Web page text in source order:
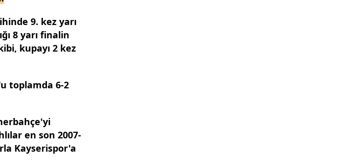
lütfen
9. kez yarı
8 yarı finalin
kupayı 2 kez
toplamda 6-2
en son 2007-
Kayserispor'a